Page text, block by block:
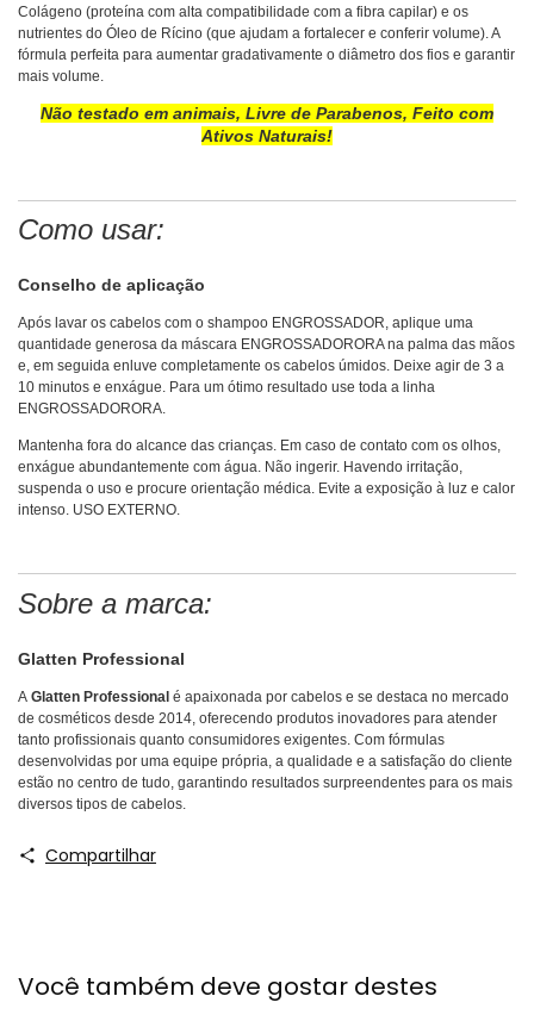
Colágeno (proteína com alta compatibilidade com a fibra capilar) e os
nutrientes do Óleo de Rícino (que ajudam a fortalecer e conferir volume). A
fórmula perfeita para aumentar gradativamente o diâmetro dos fios e garantir
mais volume.
Não testado em animais, Livre de Parabenos, Feito com
Ativos Naturais!
Como usar:
Conselho de aplicação
Após lavar os cabelos com o shampoo ENGROSSADOR, aplique uma
quantidade generosa da máscara ENGROSSADORORA na palma das mãos
e, em seguida enluve completamente os cabelos úmidos. Deixe agir de 3 a
10 minutos e enxágue. Para um ótimo resultado use toda a linha
ENGROSSADORORA.
Mantenha fora do alcance das crianças. Em caso de contato com os olhos,
enxágue abundantemente com água. Não ingerir. Havendo irritação,
suspenda o uso e procure orientação médica. Evite a exposição à luz e calor
intenso. USO EXTERNO.
Sobre a marca:
Glatten Professional
A Glatten Professional é apaixonada por cabelos e se destaca no mercado
de cosméticos desde 2014, oferecendo produtos inovadores para atender
tanto profissionais quanto consumidores exigentes. Com fórmulas
desenvolvidas por uma equipe própria, a qualidade e a satisfação do cliente
estão no centro de tudo, garantindo resultados surpreendentes para os mais
diversos tipos de cabelos.
Compartilhar
Você também deve gostar destes